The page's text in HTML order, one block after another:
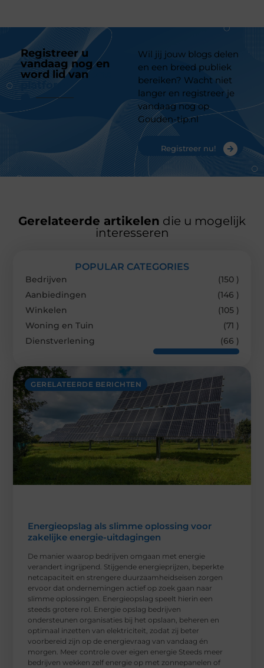
Registreer u
vandaag nog en
word lid van
platform
Wil jij jouw blogs delen
en een breed publiek
bereiken? Wacht niet
langer en registreer je
vandaag nog op
Gouden-tip.nl
Registreer nu!
Gerelateerde artikelen die u mogelijk
interesseren
GERELATEERDE BERICHTEN
Energieopslag als slimme oplossing voor
zakelijke energie-uitdagingen
De manier waarop bedrijven omgaan met energie
verandert ingrijpend. Stijgende energieprijzen, beperkte
netcapaciteit en strengere duurzaamheidseisen zorgen
ervoor dat ondernemingen actief op zoek gaan naar
slimme oplossingen. Energieopslag speelt hierin een
steeds grotere rol. Energie opslag bedrijven
ondersteunen organisaties bij het opslaan, beheren en
optimaal inzetten van elektriciteit, zodat zij beter
voorbereid zijn op de energievraag van vandaag én
morgen. Meer controle over eigen energie Steeds meer
bedrijven wekken zelf energie op met zonnepanelen of
POPULAR CATEGORIES
Bedrijven
(150 )
Aanbiedingen
(146 )
Winkelen
(105 )
Woning en Tuin
(71 )
Dienstverlening
(66 )